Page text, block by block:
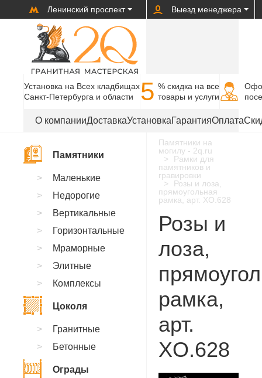
Ленинский проспект Выезд менеджера
Установка на Всех кладбищах
Санкт-Петербурга и области
5 % cкидка на все
товары и услуги
О компанииДоставкаУстановкаГарантияОплата
Памятники на
могилу - 2q.ru
Рамки для
памятников и
гравировки
Розы и лоза,
прямоугольная
рамка, арт. XO.628
Розы и
лоза,
рамка,
арт.
XO.628
Памятники
Маленькие
Недорогие
Вертикальные
Горизонтальные
Мраморные
Элитные
Комплексы
Цоколя
Гранитные
Бетонные
Ограды